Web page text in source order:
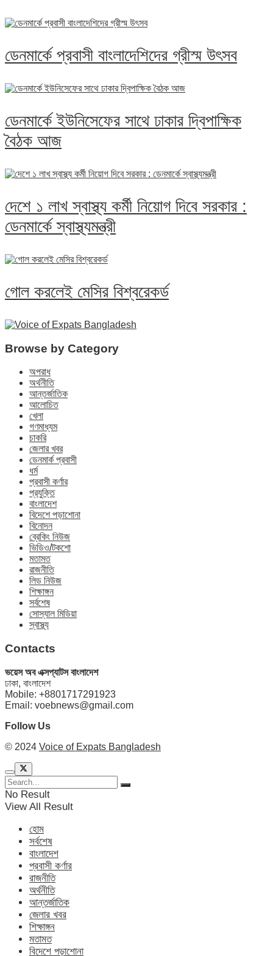
ডেনমার্কে প্রবাসী বাংলাদেশিদের গ্রীস্ম উৎসব
ডেনমার্কে ইউনিসেফের সাথে ঢাকার দ্বিপাক্ষিক
বৈঠক আজ
দেশে ১ লাখ স্বাস্থ্য কর্মী নিয়োগ দিবে সরকার :
ডেনমার্কে স্বাস্থ্যমন্ত্রী
গোল করলেই মেসির বিশ্বরেকর্ড
Browse by Category
অপরাধ
অর্থনীতি
আন্তর্জাতিক
আলোচিত
খেলা
গণমাধ্যম
চাকরি
জেলার খবর
ডেনমার্ক প্রবাসী
ধর্ম
প্রবাসী কর্ণার
প্রযুক্তি
বাংলাদেশ
বিদেশে পড়াশোনা
বিনোদন
ব্রেকিং নিউজ
ভিডিও/টকশো
মতামত
রাজনীতি
লিড নিউজ
শিক্ষাঙ্গন
সর্বশেষ
সোস্যাল মিডিয়া
স্বাস্থ্য
Contacts
ভয়েস অব এক্সপ্যাটস বাংলাদেশ
ঢাকা, বাংলাদেশ
Mobile: +8801717291923
Email: voebnews@gmail.com
Follow Us
© 2024 Voice of Expats Bangladesh
No Result
View All Result
হোম
সর্বশেষ
বাংলাদেশ
প্রবাসী কর্ণার
রাজনীতি
অর্থনীতি
আন্তর্জাতিক
জেলার খবর
শিক্ষাঙ্গন
মতামত
বিদেশে পড়াশোনা